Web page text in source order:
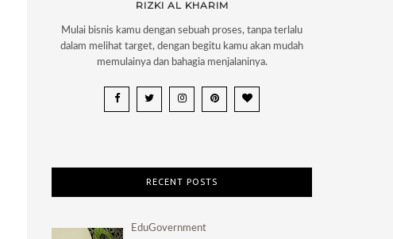
RIZKI AL KHARIM
Mulai bisnis kamu dengan sebuah proses, tanpa terlalu
dalam melihat target, dengan begitu kamu akan mudah
memulainya dan bahagia menjalaninya.
RECENT POSTS
EduGovernment